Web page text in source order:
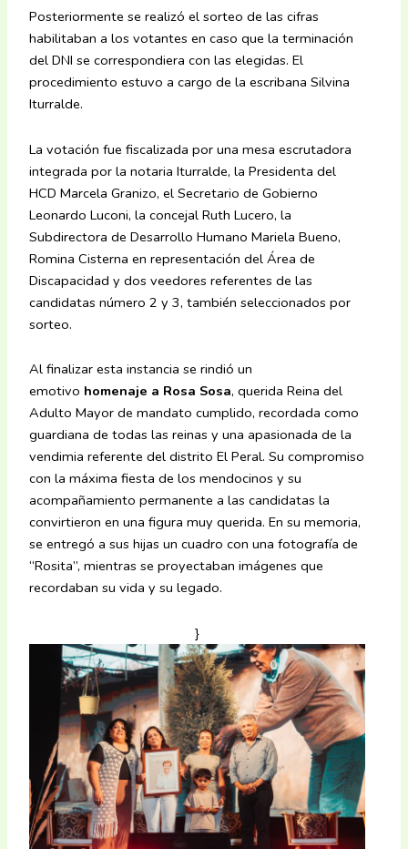
Posteriormente se realizó el sorteo de las cifras
habilitaban a los votantes en caso que la terminación
del DNI se correspondiera con las elegidas. El
procedimiento estuvo a cargo de la escribana Silvina
Iturralde.
La votación fue fiscalizada por una mesa escrutadora
integrada por la notaria Iturralde, la Presidenta del
HCD Marcela Granizo, el Secretario de Gobierno
Leonardo Luconi, la concejal Ruth Lucero, la
Subdirectora de Desarrollo Humano Mariela Bueno,
Romina Cisterna en representación del Área de
Discapacidad y dos veedores referentes de las
candidatas número 2 y 3, también seleccionados por
sorteo.
Al finalizar esta instancia se rindió un
emotivo homenaje a Rosa Sosa, querida Reina del
Adulto Mayor de mandato cumplido, recordada como
guardiana de todas las reinas y una apasionada de la
vendimia referente del distrito El Peral. Su compromiso
con la máxima fiesta de los mendocinos y su
acompañamiento permanente a las candidatas la
convirtieron en una figura muy querida. En su memoria,
se entregó a sus hijas un cuadro con una fotografía de
“Rosita”, mientras se proyectaban imágenes que
recordaban su vida y su legado.
}